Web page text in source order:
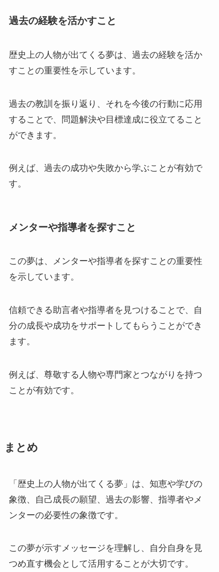
過去の経験を活かすこと
歴史上の人物が出てくる夢は、過去の経験を活か
すことの重要性を示しています。
過去の教訓を振り返り、それを今後の行動に応用
することで、問題解決や目標達成に役立てること
ができます。
例えば、過去の成功や失敗から学ぶことが有効で
す。
メンターや指導者を探すこと
この夢は、メンターや指導者を探すことの重要性
を示しています。
信頼できる助言者や指導者を見つけることで、自
分の成長や成功をサポートしてもらうことができ
ます。
例えば、尊敬する人物や専門家とつながりを持つ
ことが有効です。
まとめ
「歴史上の人物が出てくる夢」は、知恵や学びの
象徴、自己成長の願望、過去の影響、指導者やメ
ンターの必要性の象徴です。
この夢が示すメッセージを理解し、自分自身を見
つめ直す機会として活用することが大切です。